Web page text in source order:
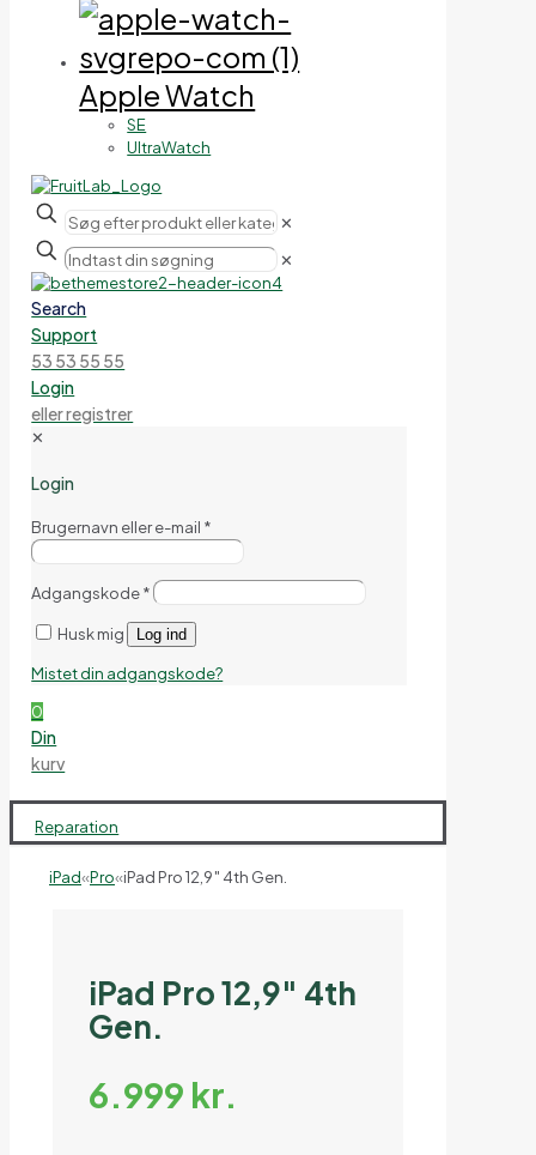
Apple Watch
SE
UltraWatch
✕
✕
Search
Support
53 53 55 55
Login
eller registrer
✕
Login
Brugernavn eller e-mail *
Adgangskode*
Husk mig Log ind
Mistet din adgangskode?
0
Din
kurv
Reparation
iPad«Pro«iPad Pro 12,9″ 4th Gen.
iPad Pro 12,9″ 4th
Gen.
6.999 kr.